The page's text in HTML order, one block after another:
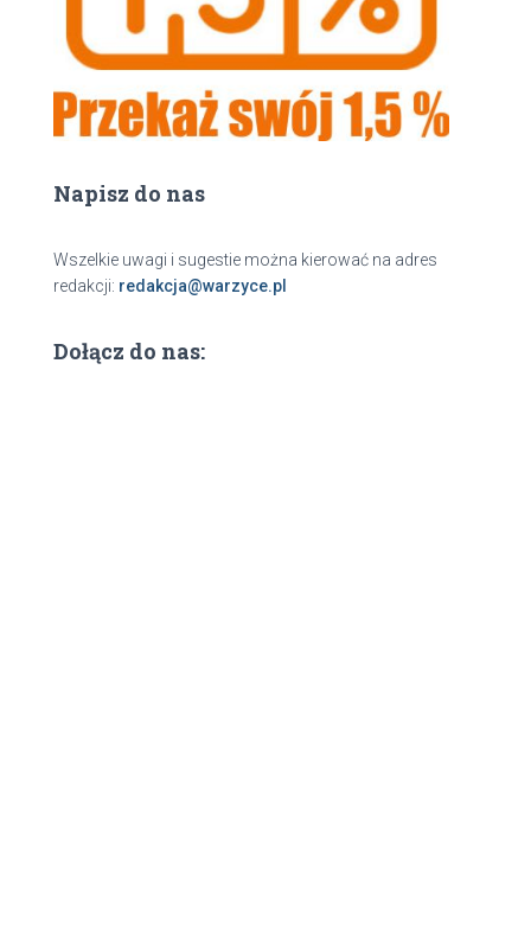
Napisz do nas
Wszelkie uwagi i sugestie można kierować na adres
redakcji: redakcja@warzyce.pl
Dołącz do nas: